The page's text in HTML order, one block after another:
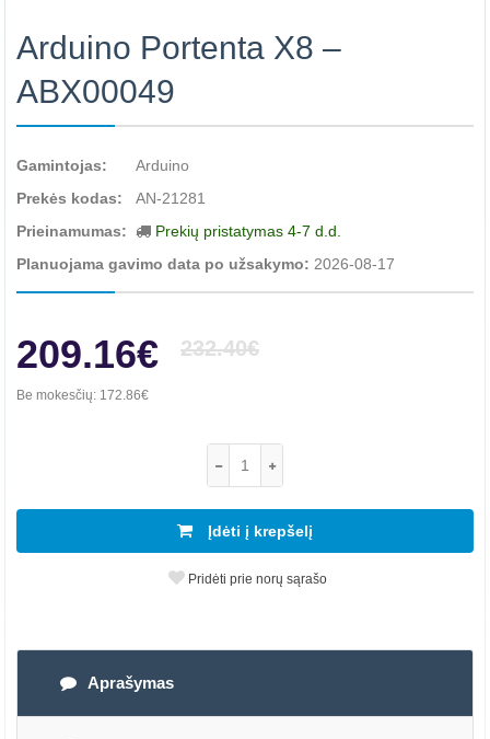
Arduino Portenta X8 –
ABX00049
Gamintojas:
Arduino
Prekės kodas:
AN-21281
Prieinamumas:
Prekių pristatymas 4-7 d.d.
Planuojama gavimo data po užsakymo: 2026-08-17
209.16€ 232.40€
Be mokesčių: 172.86€
Įdėti į krepšelį
Pridėti prie norų sąrašo
Aprašymas